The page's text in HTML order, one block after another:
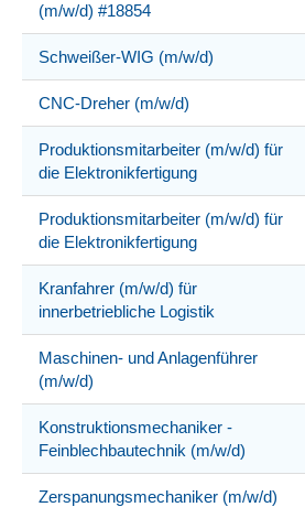
(m/w/d) #18854
Schweißer-WIG (m/w/d)
CNC-Dreher (m/w/d)
Produktionsmitarbeiter (m/w/d) für
die Elektronikfertigung
Produktionsmitarbeiter (m/w/d) für
die Elektronikfertigung
Kranfahrer (m/w/d) für
innerbetriebliche Logistik
Maschinen- und Anlagenführer
(m/w/d)
Konstruktionsmechaniker -
Feinblechbautechnik (m/w/d)
Zerspanungsmechaniker (m/w/d)